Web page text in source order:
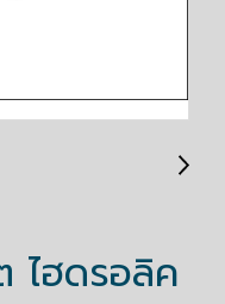
ไฮดรอลิค